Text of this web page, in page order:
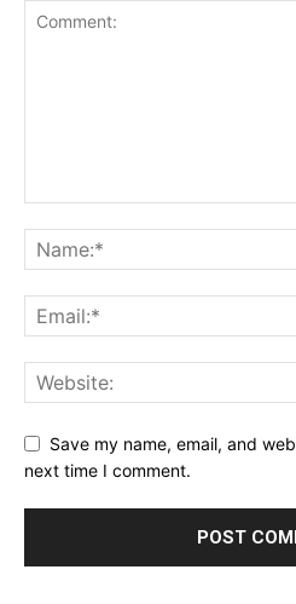
Save my name, email, and
next time I comment.